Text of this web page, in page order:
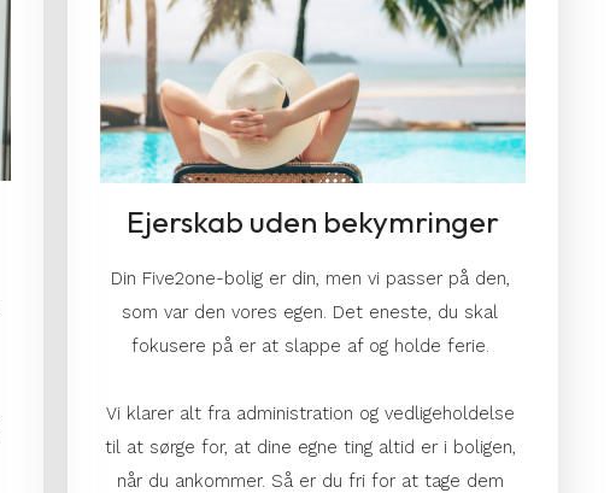
Ejerskab uden bekymringer
Din Five2one-bolig er din, men vi passer på den,
som var den vores egen. Det eneste, du skal
fokusere på er at slappe af og holde ferie.
Vi klarer alt fra administration og vedligeholdelse
til at sørge for, at dine egne ting altid er i boligen,
når du ankommer. Så er du fri for at tage dem